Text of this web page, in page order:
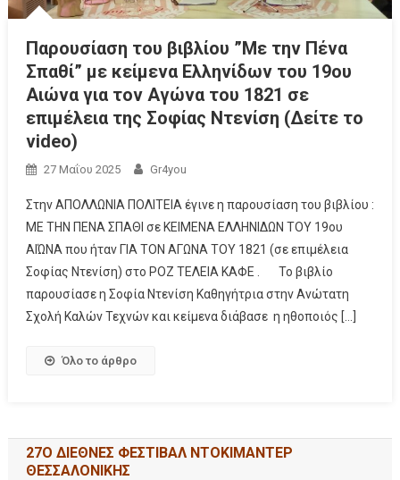
Παρουσίαση του βιβλίου ”Με την Πένα
Σπαθί” με κείμενα Ελληνίδων του 19ου
Αιώνα για τον Αγώνα του 1821 σε
επιμέλεια της Σοφίας Ντενίση (Δείτε το
video)
27 Μαΐου 2025 Gr4you
Στην ΑΠΟΛΛΩΝΙΑ ΠΟΛΙΤΕΙΑ έγινε η παρουσίαση του βιβλίου :
ΜΕ ΤΗΝ ΠΕΝΑ ΣΠΑΘΙ σε ΚΕΙΜΕΝΑ ΕΛΛΗΝΙΔΩΝ ΤΟΥ 19ου
ΑΙΏΝΑ που ήταν ΓΙΑ ΤΟΝ ΑΓΩΝΑ ΤΟΥ 1821 (σε επιμέλεια
Σοφίας Ντενίση) στο ΡΟΖ ΤΕΛΕΙΑ ΚΑΦΕ . Το βιβλίο
παρουσίασε η Σοφία Ντενίση Καθηγήτρια στην Ανώτατη
Σχολή Καλών Τεχνών και κείμενα διάβασε η ηθοποιός […]
Όλο το άρθρο
27Ο ΔΙΕΘΝΕΣ ΦΕΣΤΙΒΑΛ ΝΤΟΚΙΜΑΝΤΕΡ
ΘΕΣΣΑΛΟΝΙΚΗΣ